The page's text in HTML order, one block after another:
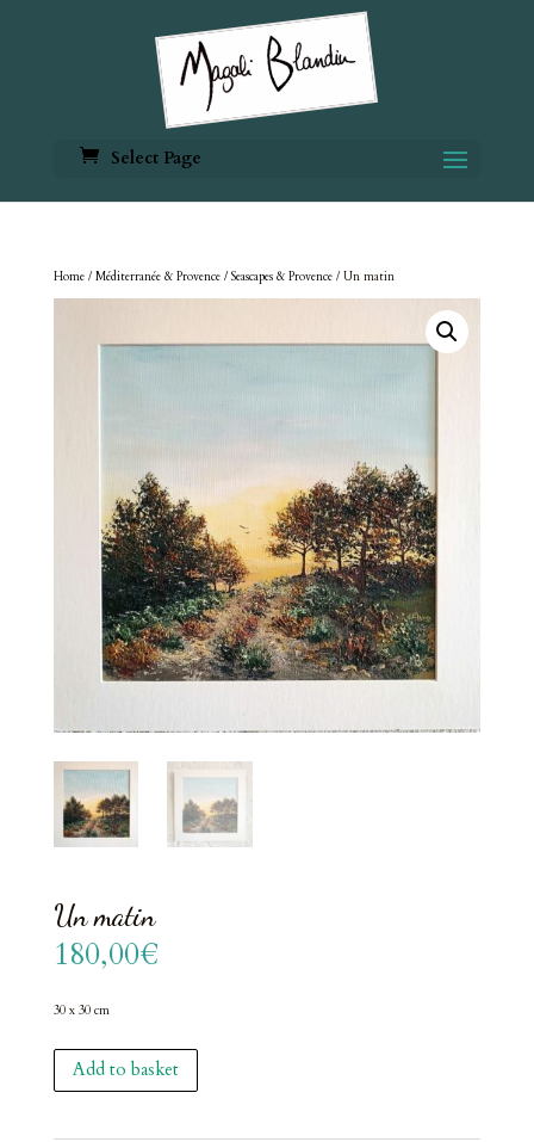
Select Page
Home/ Méditerranée & Provence / Seascapes & Provence/ Un matin
Un matin
180,00€
30 x 30 cm
Un
matin
quantity
Add to basket